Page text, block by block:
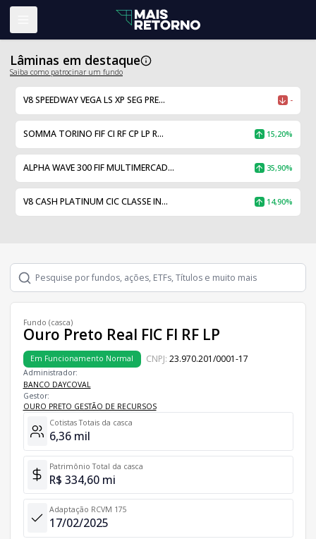
Lâminas em destaque
Saiba como patrocinar um fundo
V8 SPEEDWAY VEGA LS XP SEG PRE... -
SOMMA TORINO FIF CI RF CP LP R... 15,20%
ALPHA WAVE 300 FIF MULTIMERCAD... 35,90%
V8 CASH PLATINUM CIC CLASSE IN... 14,90%
Fundo (casca)
Ouro Preto Real FIC FI RF LP
Em Funcionamento Normal CNPJ: 23.970.201/0001-17
Administrador:
BANCO DAYCOVAL
Gestor:
OURO PRETO GESTÃO DE RECURSOS
Cotistas Totais da casca
6,36 mil
Patrimônio Total da casca
R$ 334,60 mi
Adaptação RCVM 175
17/02/2025